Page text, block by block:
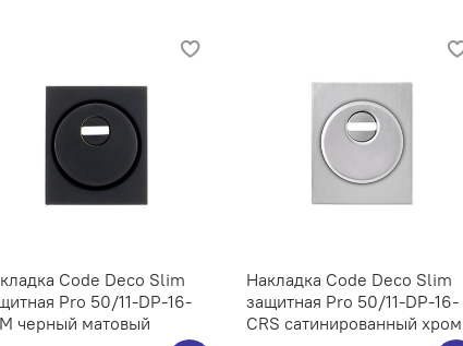
Code Deco Slim
Pro 50/11-DP-16-
черный матовый
Накладка Code Deco Slim
защитная Pro 50/11-DP-16-
CRS сатинированный хром